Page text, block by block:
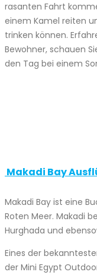
rasanten Fahrt
einem Kamel reiten
trinken können.
Bewohner, schauen
den Tag bei einem
Makadi Bay
Makadi Bay ist eine
Roten Meer. Makadi
Hurghada und
Eines der
der Mini Egypt